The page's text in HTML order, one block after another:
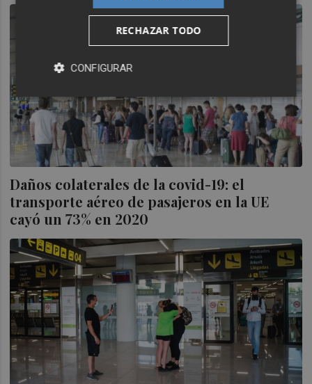
Daños colaterales de la covid-19: el
transporte aéreo de pasajeros en la UE
cayó un 73% en 2020
RECHAZAR TODO
CONFIGURAR